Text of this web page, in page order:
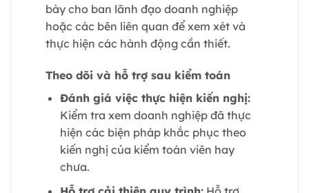
bày cho ban lãnh đạo doanh nghiệp
hoặc các bên liên quan để xem xét và
thực hiện các hành động cần thiết.
Theo dõi và hỗ trợ sau kiểm toán
Đánh giá việc thực hiện kiến nghị:
Kiểm tra xem doanh nghiệp đã thực
hiện các biện pháp khắc phục theo
kiến nghị của kiểm toán viên hay
chưa.